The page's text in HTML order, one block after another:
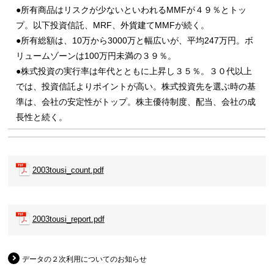
●所有商品はリスクが少ないといわれるMMFが４９％とトッ
プ。以下投資信託、MRF、外貨建てMMFが続く。
●所有総額は、10万から3000万と幅広いが、平均247万円。ボ
リュームゾーンは100万円未満の３９％。
●株式投資の実行率は年代とともに上昇し３５％。３０代以上
では、投資信託よりポイントが高い。株式投資先を選ぶ時の基
準は、会社の安定性がトップ。株主優待制度、配当、会社の成
長性と続く。
2003tousi_count.pdf
2003tousi_report.pdf
データの２次利用についてのお知らせ